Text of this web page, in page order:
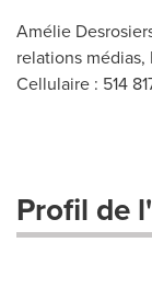
Amélie
relations médias,
Cellulaire : 514
Profil de